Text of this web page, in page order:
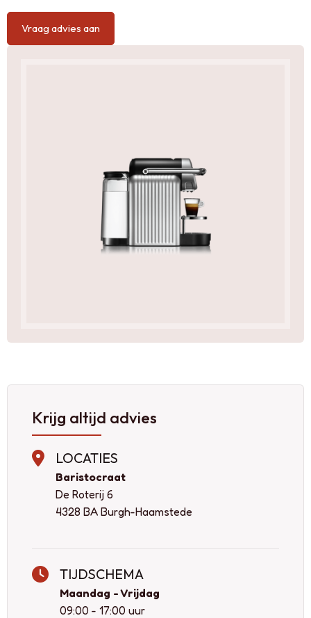
Vraag advies aan
Krijg altijd advies
LOCATIES
Baristocraat
De Roterij 6
4328 BA Burgh-Haamstede
TIJDSCHEMA
Maandag - Vrijdag
09:00 - 17:00 uur